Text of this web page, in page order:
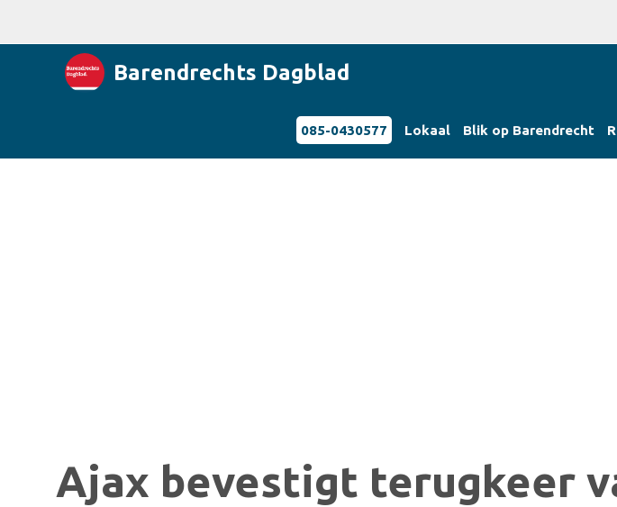
Barendrechts Dagblad
085-0430577 Lokaal Blik op Barendrecht
Ajax bevestigt terugkeer